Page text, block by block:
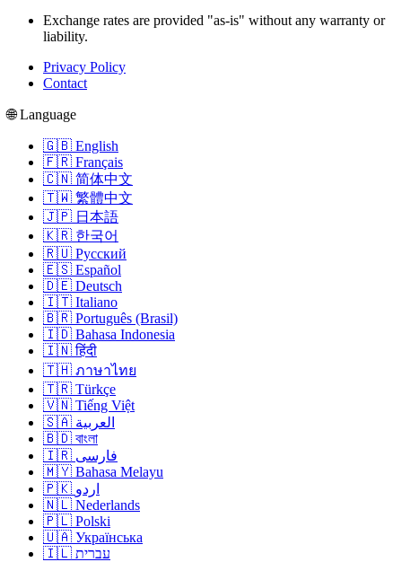
Exchange rates are provided "as-is" without any warranty or
liability.
Privacy Policy
Contact
🌐 Language
🇬🇧 English
🇫🇷 Français
🇨🇳 简体中文
🇹🇼 繁體中文
🇯🇵 日本語
🇰🇷 한국어
🇷🇺 Русский
🇪🇸 Español
🇩🇪 Deutsch
🇮🇹 Italiano
🇧🇷 Português (Brasil)
🇮🇩 Bahasa Indonesia
🇮🇳 हिंदी
🇹🇭 ภาษาไทย
🇹🇷 Türkçe
🇻🇳 Tiếng Việt
🇸🇦 العربية
🇧🇩 বাংলা
🇮🇷 فارسی
🇲🇾 Bahasa Melayu
🇵🇰 اردو
🇳🇱 Nederlands
🇵🇱 Polski
🇺🇦 Українська
🇮🇱 עברית